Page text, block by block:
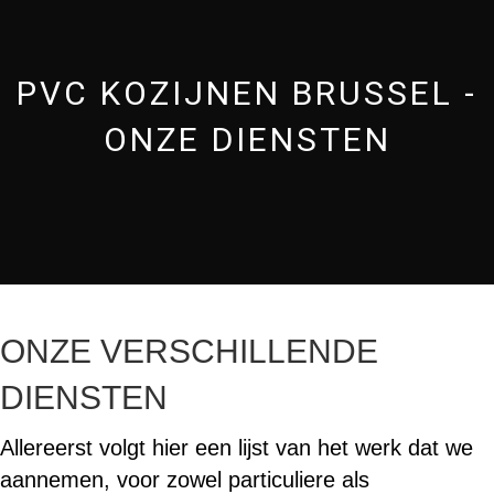
PVC KOZIJNEN BRUSSEL -
ONZE DIENSTEN
ONZE VERSCHILLENDE
DIENSTEN
Allereerst volgt hier een lijst van het werk dat we
aannemen, voor zowel particuliere als